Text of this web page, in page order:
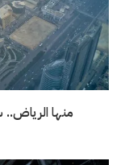
منها الرياض..